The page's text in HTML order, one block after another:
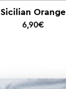
Sicilian Orange
6,90€